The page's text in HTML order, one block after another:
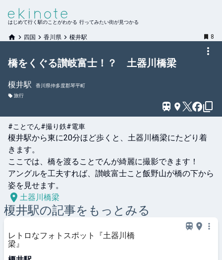
はじめて行く駅のことがわかる 行ってみたい街が見つかる
四国 香川県 榎井駅 8
橋をくぐる讃岐富士！？ 土器川橋梁
榎井駅
香川県仲多度郡琴平町
旅行
#ことでん#撮り鉄#電車
榎井駅から東に20分ほど歩くと、土器川橋梁にたどり着
きます。
ここでは、橋を渡ることでんが綺麗に撮影できます！
アングルを工夫すれば、讃岐富士こと飯野山が橋の下から
姿を見せます。
土器川橋梁
榎井駅の記事をもっとみる
レトロなフォトスポット『土器川橋
梁』